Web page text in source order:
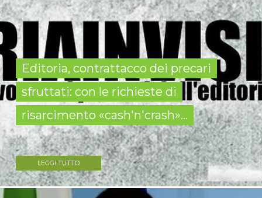
Editoria, contrattacco dei precari
sfruttati: con le richieste di
risarcimento «cash'n'crash»...
LEGGI TUTTO